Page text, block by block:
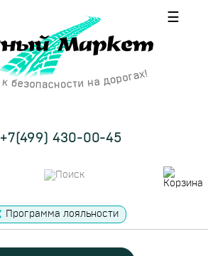
☰
+7(499) 430-00-45
Программа лояльности